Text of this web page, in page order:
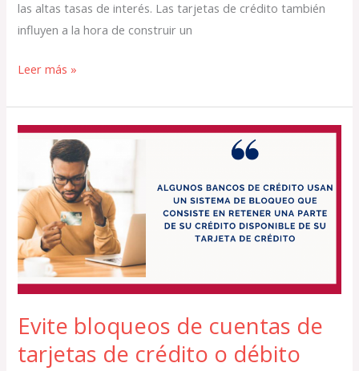
las altas tasas de interés. Las tarjetas de crédito también
influyen a la hora de construir un
Leer más »
Evite bloqueos de cuentas de
tarjetas de crédito o débito
Evite
bloqueos
cuentas
de
tarjetas
de
crédito
débito